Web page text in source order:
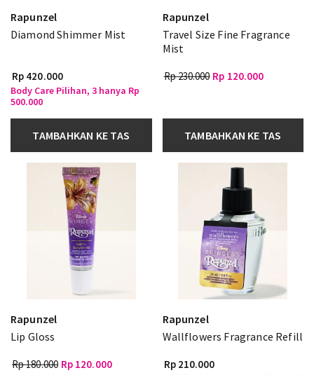
Rapunzel
Diamond Shimmer Mist
Rp 420.000
Body Care Pilihan, 3 hanya Rp
500.000
TAMBAHKAN KE TAS
Rapunzel
Travel Size Fine Fragrance
Mist
Rp 230.000 Rp 120.000
TAMBAHKAN KE TAS
Rapunzel
Lip Gloss
Rp 180.000 Rp 120.000
Rapunzel
Wallflowers Fragrance Refill
Rp 210.000